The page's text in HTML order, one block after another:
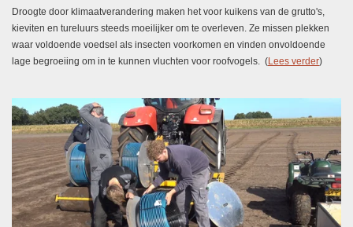
Droogte door klimaatverandering maken het voor kuikens van de grutto's,
kieviten en tureluurs steeds moeilijker om te overleven. Ze missen plekken
waar voldoende voedsel als insecten voorkomen en vinden onvoldoende
lage begroeiing om in te kunnen vluchten voor roofvogels. (Lees verder)